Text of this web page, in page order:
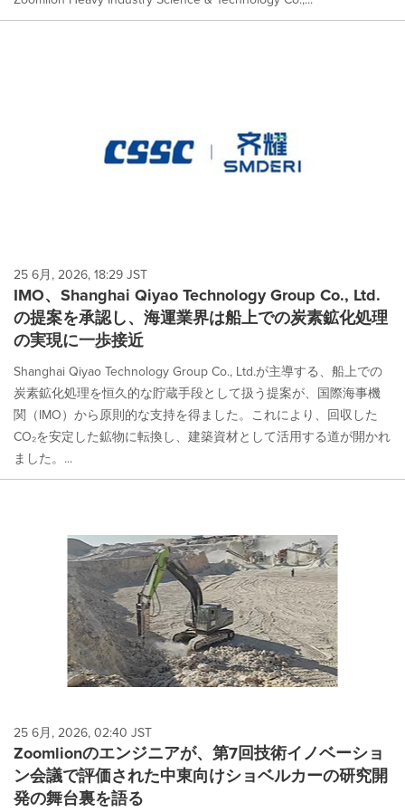
25 6月, 2026, 18:29 JST
IMO、Shanghai Qiyao Technology Group Co., Ltd.
の提案を承認し、海運業界は船上での炭素鉱化処理
の実現に一歩接近
Shanghai Qiyao Technology Group Co., Ltd.が主導する、船上での
炭素鉱化処理を恒久的な貯蔵手段として扱う提案が、国際海事機
関（IMO）から原則的な支持を得ました。これにより、回収した
CO₂を安定した鉱物に転換し、建築資材として活用する道が開かれ
ました。...
25 6月, 2026, 02:40 JST
Zoomlionのエンジニアが、第7回技術イノベーショ
ン会議で評価された中東向けショベルカーの研究開
発の舞台裏を語る